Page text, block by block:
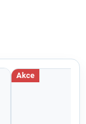
Akce